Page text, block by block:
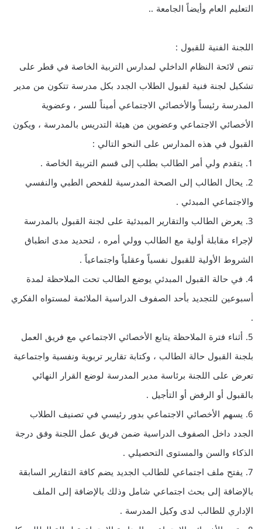
التعليم العام وأيضاً الجامعة ..
اللجنة الفنية للقبول :
تنص لائحة النظام الداخلي لمدارس التربية الخاصة في قطر على
تشكيل لجنة فنية لقبول الطلاب الجدد بكل مدرسة تتكون من مدير
المدرسة رئيساً والأخصائي الاجتماعي أميناً للسر ، وعضوية
الأخصائي الاجتماعي وعضوين من هيئة التدريس بالمدرسة ، ويكون
القبول في هذه المدارس على النحو التالي :
1. يتقدم ولي أمر الطالب بطلب إلى قسم التربية الخاصة .
2. يحال الطالب إلى الصحة المدرسية للفحص الطبي والنفسي
والاجتماعي المبدئي .
3. يعرض الطالب والتقارير المبدئية على لجنة القبول بالمدرسة
لإجراء مقابلة أولية مع الطالب وولي أمره ، لتحديد مدى انطباق
الشروط الأولية للقبول نفسياً وعقلياً واجتماعياً .
4. في حالة القبول المبدئي يوضع الطالب تحت الملاحظة لمدة
أسبوعين للتجديد بأحد الصفوف الدراسية الملائمة لمستواه الفكري
.
5. أثناء فترة الملاحظة يتابع الأخصائي الاجتماعي مع فريق العمل
بلجنة القبول حالة الطالب ، وكتابة تقارير تربوية ونفسية واجتماعية
تعرض على اللجنة برئاسة مدير المدرسة لوضع القرار النهائي
بالقبول أو الرفض أو التأجيل .
6. يسهم الأخصائي الاجتماعي بدور رئيسي في تصنيف الطلاب
الجدد داخل الصفوف الدراسية ضمن فريق عمل اللجنة وفق درجة
الذكاء والسن والمستوى التحصيلي .
7. يفتح ملف اجتماعي للطالب الجديد يضم كافة التقارير السابقة
بالإضافة إلى بحث اجتماعي شامل وذلك بالإضافة إلى الملف
الإداري للطالب لدى وكيل المدرسة .